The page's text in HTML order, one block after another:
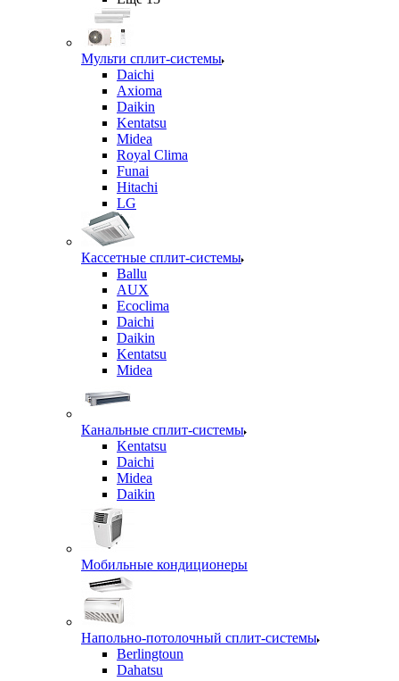
Мульти сплит-системы
Daichi
Axioma
Daikin
Kentatsu
Midea
Royal Clima
Funai
Hitachi
LG
Кассетные сплит-системы
Ballu
AUX
Ecoclima
Daichi
Daikin
Kentatsu
Midea
Канальные сплит-системы
Kentatsu
Daichi
Midea
Daikin
Мобильные кондиционеры
Напольно-потолочный сплит-системы
Berlingtoun
Dahatsu